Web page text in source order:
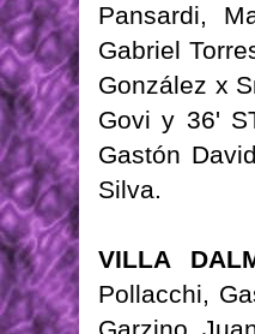
Pansardi,
Gabriel
González x
Govi y 36'
Gastón
Silva.
VILLA
Pollacchi,